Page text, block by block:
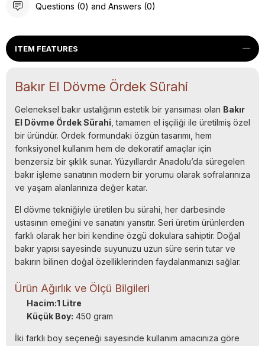
Questions (0) and Answers (0)
ITEM FEATURES
Bakır El Dövme Ördek Sürahi
Geleneksel bakır ustalığının estetik bir yansıması olan Bakır
El Dövme Ördek Sürahi , tamamen el işçiliği ile üretilmiş özel
bir üründür. Ördek formundaki özgün tasarımı, hem
fonksiyonel kullanım hem de dekoratif amaçlar için
benzersiz bir şıklık sunar. Yüzyıllardır Anadolu’da süregelen
bakır işleme sanatının modern bir yorumu olarak sofralarınıza
ve yaşam alanlarınıza değer katar.
El dövme tekniğiyle üretilen bu sürahi, her darbesinde
ustasının emeğini ve sanatını yansıtır. Seri üretim ürünlerden
farklı olarak her biri kendine özgü dokulara sahiptir. Doğal
bakır yapısı sayesinde suyunuzu uzun süre serin tutar ve
bakırın bilinen doğal özelliklerinden faydalanmanızı sağlar.
Ürün Ağırlık ve Ölçü Bilgileri
Hacim:1 Litre
Küçük Boy: 450 gram
İki farklı boy seçeneği sayesinde kullanım amacınıza göre